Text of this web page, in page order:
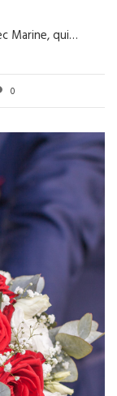
Marine, qui…
0